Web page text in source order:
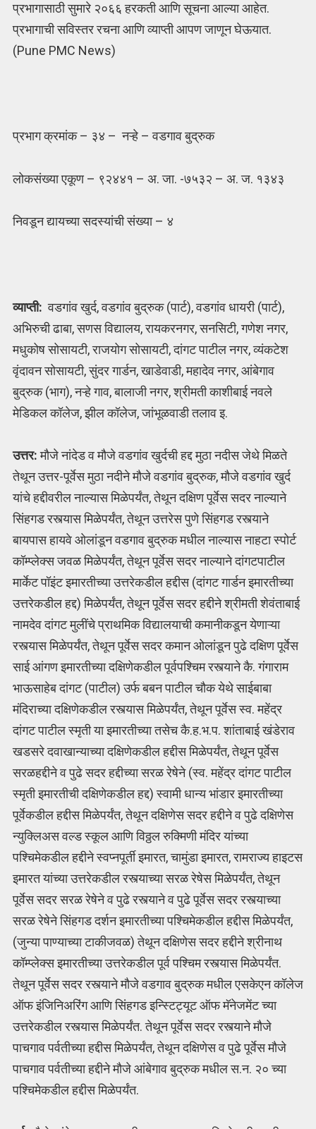
प्रभागासाठी सुमारे २०६६ हरकती आणि सूचना आल्या आहेत.
प्रभागाची सविस्तर रचना आणि व्याप्ती आपण जाणून घेऊयात.
(Pune PMC News)
प्रभाग क्रमांक – ३४ – नऱ्हे – वडगाव बुद्रुक
लोकसंख्या एकूण – ९२४४१ – अ. जा. -७५३२ – अ. ज. १३४३
निवडून द्यायच्या सदस्यांची संख्या – ४
व्याप्ती: वडगांव खुर्द, वडगांव बुद्रुक (पार्ट), वडगांव धायरी (पार्ट),
अभिरुची ढाबा, सणस विद्यालय, रायकरनगर, सनसिटी, गणेश नगर,
मधुकोष सोसायटी, राजयोग सोसायटी, दांगट पाटील नगर, व्यंकटेश
वृंदावन सोसायटी, सुंदर गार्डन, खाडेवाडी, महादेव नगर, आंबेगाव
बुद्रुक (भाग), नऱ्हे गाव, बालाजी नगर, श्रीमती काशीबाई नवले
मेडिकल कॉलेज, झील कॉलेज, जांभूळवाडी तलाव इ.
उत्तर:मौजे नांदेड व मौजे वडगांव खुर्दची हद्द मुठा नदीस जेथे मिळते
तेथून उत्तर-पूर्वेस मुठा नदीने मौजे वडगांव बुद्रुक, मौजे वडगांव खुर्द
यांचे हद्दीवरील नाल्यास मिळेपर्यंत, तेथून दक्षिण पूर्वेस सदर नाल्याने
सिंहगड रस्त्यास मिळेपर्यंत, तेथून उत्तरेस पुणे सिंहगड रस्त्याने
बायपास हायवे ओलांडून वडगाव बुद्रुक मधील नाल्यास नाहटा स्पोर्ट
कॉम्प्लेक्स जवळ मिळेपर्यंत, तेथून पूर्वेस सदर नाल्याने दांगटपाटील
मार्केट पॉइंट इमारतीच्या उत्तरेकडील हद्दीस (दांगट गार्डन इमारतीच्या
उत्तरेकडील हद्द) मिळेपर्यंत, तेथून पूर्वेस सदर हद्दीने श्रीमती शेवंताबाई
नामदेव दांगट मुलींचे प्राथमिक विद्यालयाची कमानीकडून येणाऱ्या
रस्त्यास मिळेपर्यंत, तेथून पूर्वेस सदर कमान ओलांडून पुढे दक्षिण पूर्वेस
साई आंगण इमारतीच्या दक्षिणेकडील पूर्वपश्चिम रस्त्याने कै. गंगाराम
भाऊसाहेब दांगट (पाटील) उर्फ बबन पाटील चौक येथे साईबाबा
मंदिराच्या दक्षिणेकडील रस्त्यास मिळेपर्यंत, तेथून पूर्वेस स्व. महेंद्र
दांगट पाटील स्मृती या इमारतीच्या तसेच कै.ह.भ.प. शांताबाई खंडेराव
खडसरे दवाखान्याच्या दक्षिणेकडील हद्दीस मिळेपर्यंत, तेथून पूर्वेस
सरळहद्दीने व पुढे सदर हद्दीच्या सरळ रेषेने (स्व. महेंद्र दांगट पाटील
स्मृती इमारतीची दक्षिणेकडील हद्द) स्वामी धान्य भांडार इमारतीच्या
पूर्वेकडील हद्दीस मिळेपर्यंत, तेथून दक्षिणेस सदर हद्दीने व पुढे दक्षिणेस
न्युक्लिअस वल्ड स्कूल आणि विठ्ठल रुक्मिणी मंदिर यांच्या
पश्चिमेकडील हद्दीने स्वप्नपूर्ती इमारत, चामुंडा इमारत, रामराज्य हाइटस
इमारत यांच्या उत्तरेकडील रस्त्याच्या सरळ रेषेस मिळेपर्यंत, तेथून
पूर्वेस सदर सरळ रेषेने व पुढे रस्त्याने व पुढे पूर्वेस सदर रस्त्याच्या
सरळ रेषेने सिंहगड दर्शन इमारतीच्या पश्चिमेकडील हद्दीस मिळेपर्यंत,
(जुन्या पाण्याच्या टाकीजवळ) तेथून दक्षिणेस सदर हद्दीने श्रीनाथ
कॉम्प्लेक्स इमारतीच्या उत्तरेकडील पूर्व पश्चिम रस्त्यास मिळेपर्यंत.
तेथून पूर्वेस सदर रस्त्याने मौजे वडगाव बुद्रुक मधील एसकेएन कॉलेज
ऑफ इंजिनिअरिंग आणि सिंहगड इन्स्टिट्यूट ऑफ मॅनेजमेंट च्या
उत्तरेकडील रस्त्यास मिळेपर्यंत. तेथून पूर्वेस सदर रस्त्याने मौजे
पाचगाव पर्वतीच्या हद्दीस मिळेपर्यंत, तेथून दक्षिणेस व पुढे पूर्वेस मौजे
पाचगाव पर्वतीच्या हद्दीने मौजे आंबेगाव बुद्रुक मधील स.न. २० च्या
पश्चिमेकडील हद्दीस मिळेपर्यंत.